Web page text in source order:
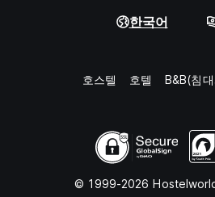
한국어
호스텔 호텔 B&B(침
© 1999-2026